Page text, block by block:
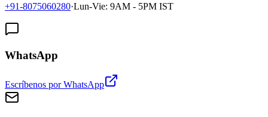
+91-8075060280·Lun-Vie: 9AM - 5PM IST
WhatsApp
Escríbenos por WhatsApp